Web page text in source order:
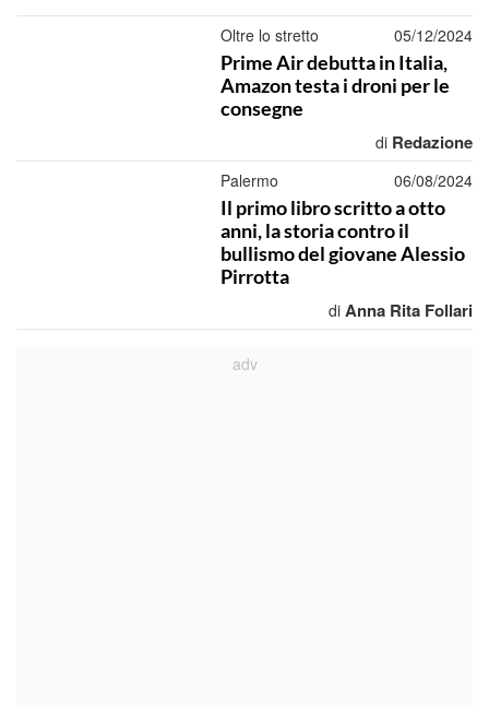
Oltre lo stretto 05/12/2024
Prime Air debutta in Italia,
Amazon testa i droni per le
consegne
di Redazione
Palermo 06/08/2024
Il primo libro scritto a otto
anni, la storia contro il
bullismo del giovane Alessio
Pirrotta
di Anna Rita Follari